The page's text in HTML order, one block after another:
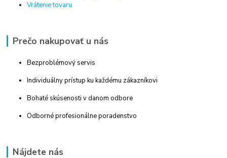
Vrátenie tovaru
Prečo nakupovať u nás
Bezproblémový servis
Individuálny prístup ku každému zákazníkovi
Bohaté skúsenosti v danom odbore
Odborné profesionálne poradenstvo
Nájdete nás